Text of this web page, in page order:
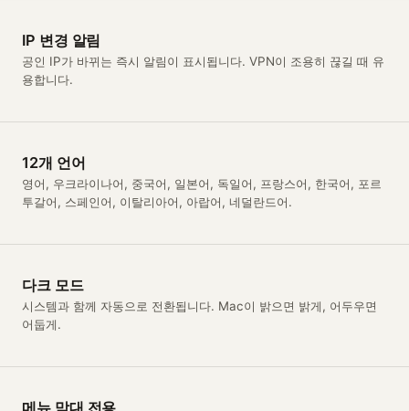
IP 변경 알림
공인 IP가 바뀌는 즉시 알림이 표시됩니다. VPN이 조용히 끊길 때 유
용합니다.
12개 언어
영어, 우크라이나어, 중국어, 일본어, 독일어, 프랑스어, 한국어, 포르
투갈어, 스페인어, 이탈리아어, 아랍어, 네덜란드어.
다크 모드
시스템과 함께 자동으로 전환됩니다. Mac이 밝으면 밝게, 어두우면
어둡게.
메뉴 막대 전용